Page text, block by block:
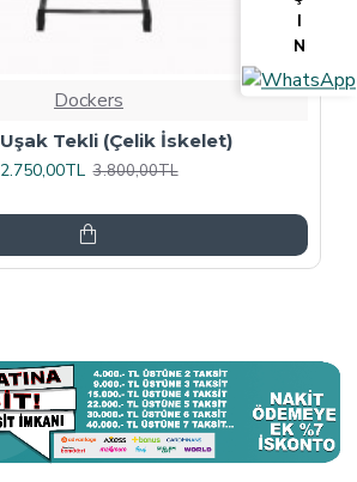
Dockers
Tv Lcd Standı 5484
3.375,00TL 4.500,00TL
I
N